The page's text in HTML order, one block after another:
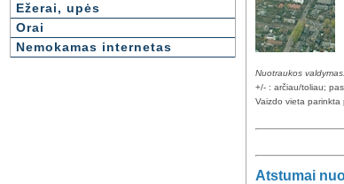
Ežerai, upės
Orai
Nemokamas internetas
Nuotraukos
+/- : arčiau/toliau;
Vaizdo vieta
Atstumai